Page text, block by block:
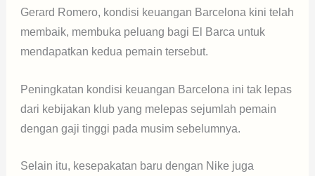
Gerard Romero, kondisi keuangan Barcelona kini telah
membaik, membuka peluang bagi El Barca untuk
mendapatkan kedua pemain tersebut.
Peningkatan kondisi keuangan Barcelona ini tak lepas
dari kebijakan klub yang melepas sejumlah pemain
dengan gaji tinggi pada musim sebelumnya.
Selain itu, kesepakatan baru dengan Nike juga